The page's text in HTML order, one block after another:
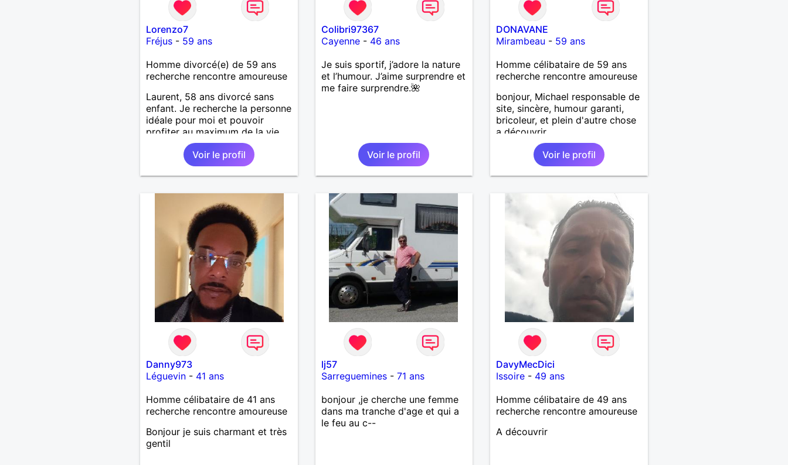
Lorenzo7
Fréjus- 59 ans
Homme divorcé(e) de 59 ans
recherche rencontre amoureuse
Laurent, 58 ans divorcé sans
enfant. Je recherche la personne
idéale pour moi et pouvoir
profiter au maximum de la vie
de couple
Voir le profil
Colibri97367
Cayenne- 46 ans
Je suis sportif, j’adore la nature
et l’humour. J’aime surprendre et
me faire surprendre.🌺
Voir le profil
DONAVANE
Mirambeau - 59 ans
Homme célibataire de 59 ans
recherche rencontre amoureuse
bonjour, Michael responsable de
site, sincère, humour garanti,
bricoleur, et plein d'autre chose
a découvrir
Voir le profil
Danny973
Léguevin- 41 ans
Homme célibataire de 41 ans
recherche rencontre amoureuse
Bonjour je suis charmant et très
gentil
lj57
Sarreguemines- 71 ans
bonjour ,je cherche une femme
dans ma tranche d'age et qui a
le feu au c--
DavyMecDici
Issoire - 49 ans
Homme célibataire de 49 ans
recherche rencontre amoureuse
A découvrir